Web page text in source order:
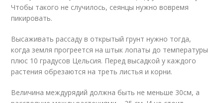
Чтобы такого не случилось, сеянцы нужно вовремя
пикировать.
Высаживать рассаду в открытый грунт нужно тогда,
когда земля прогреется на штык лопаты до температуры
плюс 10 градусов Цельсия. Перед высадкой у каждого
растения обрезаются на треть листья и корни.
Величина междурядий должна быть не меньше 30см, а